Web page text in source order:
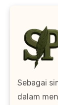
Sebagai
dalam